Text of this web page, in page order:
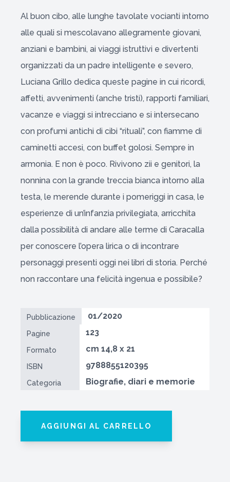
Al buon cibo, alle lunghe tavolate vocianti intorno
alle quali si mescolavano allegramente giovani,
anziani e bambini, ai viaggi istruttivi e divertenti
organizzati da un padre intelligente e severo,
Luciana Grillo dedica queste pagine in cui ricordi,
affetti, avvenimenti (anche tristi), rapporti familiari,
vacanze e viaggi si intrecciano e si intersecano
con profumi antichi di cibi “rituali”, con fiamme di
caminetti accesi, con buffet golosi. Sempre in
armonia. E non è poco. Rivivono zii e genitori, la
nonnina con la grande treccia bianca intorno alla
testa, le merende durante i pomeriggi in casa, le
esperienze di un’infanzia privilegiata, arricchita
dalla possibilità di andare alle terme di Caracalla
per conoscere l’opera lirica o di incontrare
personaggi presenti oggi nei libri di storia. Perché
non raccontare una felicità ingenua e possibile?
Pubblicazione 01/2020
Pagine 123
Formato cm 14,8 x 21
ISBN 9788855120395
Categoria Biografie, diari e memorie
AGGIUNGI AL CARRELLO